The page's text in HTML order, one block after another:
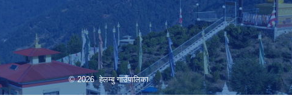
© 2026 हेलम्बु गाउँपालिका